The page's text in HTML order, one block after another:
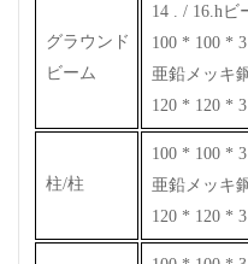
グラウンド
ビーム
14 . / 16.hビ
100 * 100 *
亜鉛メッキ
120 * 120 *
柱/柱
100 * 100 *
亜鉛メッキ
120 * 120 *